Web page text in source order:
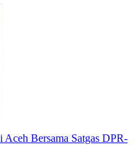
Bersama Satgas DPR-